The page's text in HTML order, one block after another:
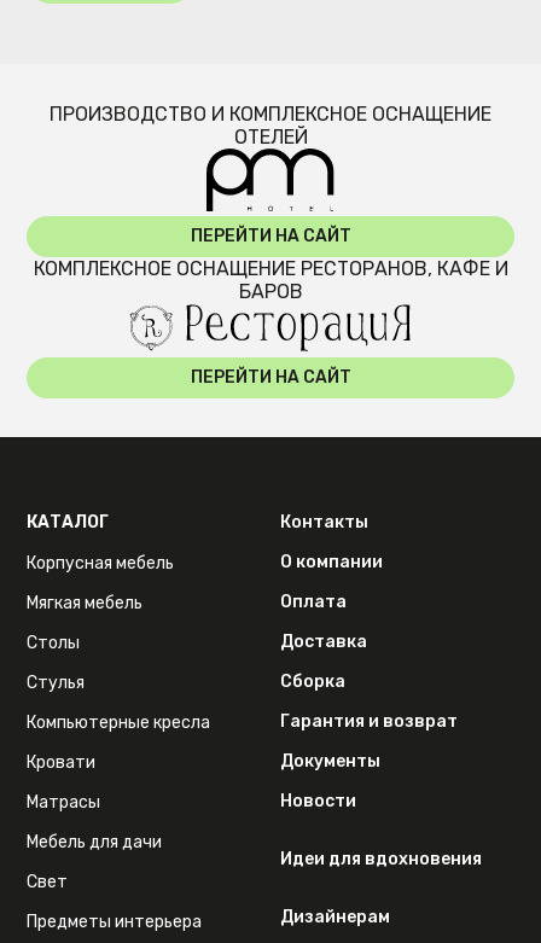
ПРОИЗВОДСТВО И КОМПЛЕКСНОЕ ОСНАЩЕНИЕ
ОТЕЛЕЙ
ПЕРЕЙТИ НА САЙТ
КОМПЛЕКСНОЕ ОСНАЩЕНИЕ РЕСТОРАНОВ, КАФЕ И
БАРОВ
ПЕРЕЙТИ НА САЙТ
КАТАЛОГ
Корпусная мебель
Мягкая мебель
Столы
Стулья
Компьютерные кресла
Кровати
Матрасы
Мебель для дачи
Свет
Предметы интерьера
Контакты
О компании
Оплата
Доставка
Сборка
Гарантия и возврат
Документы
Новости
Идеи для вдохновения
Дизайнерам